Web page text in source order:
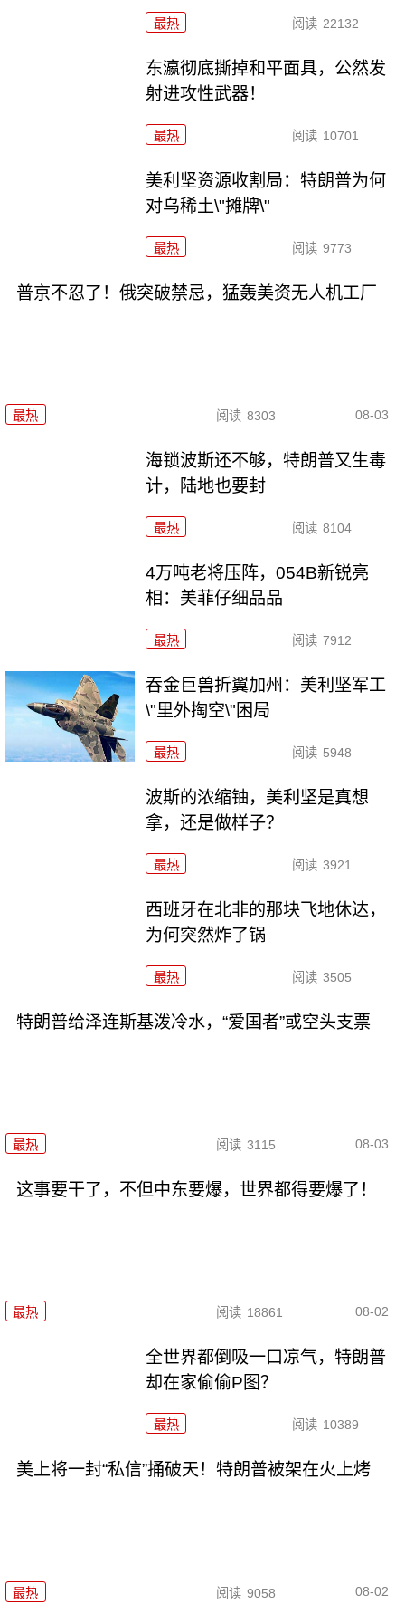
最热 阅读 22132
东瀛彻底撕掉和平面具，公然发
射进攻性武器！
最热 阅读 10701
美利坚资源收割局：特朗普为何
对乌稀土\"摊牌\"
最热 阅读 9773
普京不忍了！俄突破禁忌，猛轰美资无人机工厂
最热 阅读 8303 08-03
海锁波斯还不够，特朗普又生毒
计，陆地也要封
最热 阅读 8104
4万吨老将压阵，054B新锐亮
相：美菲仔细品品
最热 阅读 7912
吞金巨兽折翼加州：美利坚军工
\"里外掏空\"困局
最热 阅读 5948
波斯的浓缩铀，美利坚是真想
拿，还是做样子？
最热 阅读 3921
西班牙在北非的那块飞地休达，
为何突然炸了锅
最热 阅读 3505
特朗普给泽连斯基泼冷水，“爱国者”或空头支票
最热 阅读 3115 08-03
这事要干了，不但中东要爆，世界都得要爆了！
最热 阅读 18861 08-02
全世界都倒吸一口凉气，特朗普
却在家偷偷P图？
最热 阅读 10389
美上将一封“私信”捅破天！特朗普被架在火上烤
最热 阅读 9058 08-02